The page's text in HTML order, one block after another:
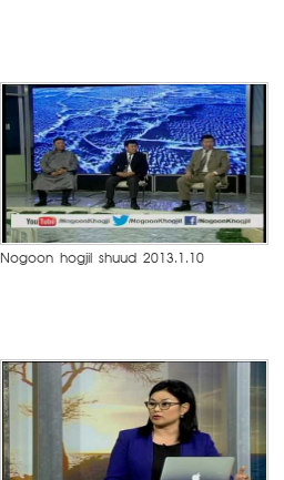
Nogoon hogjil shuud 2013.1.10